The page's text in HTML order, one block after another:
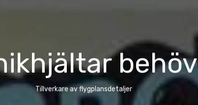
Tillverkare av flygplansdetaljer